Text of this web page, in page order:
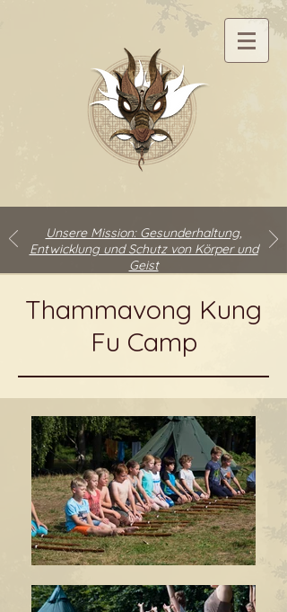
Unsere Mission: Gesunderhaltung,
Entwicklung und Schutz von Körper und
Geist
Thammavong Kung
Fu Camp